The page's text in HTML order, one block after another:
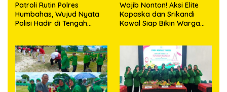
Patroli Rutin Polres
Humbahas, Wujud Nyata
Polisi Hadir di Tengah
Wajib Nonton! Aksi Elite
Kopaska dan Srikandi
Kowal Siap Bikin Warga